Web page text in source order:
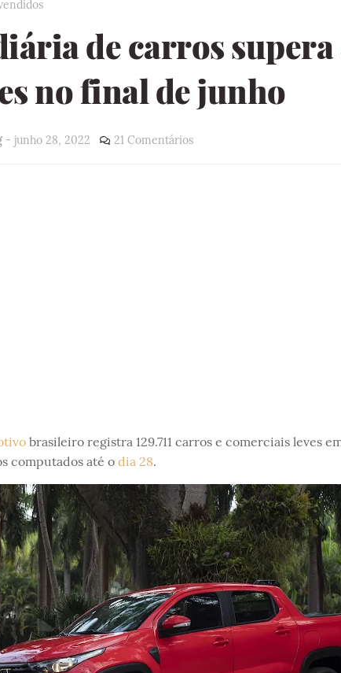
de carros
no final de junho
- junho 28, 2022 21 Comentários
brasileiro registra 129.711 carros e comerciais leves
computados até o dia 28.